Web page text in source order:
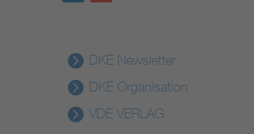
DKE Newsletter
DKE Organisation
VDE VERLAG